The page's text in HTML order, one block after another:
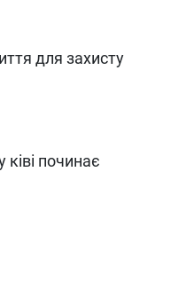
для захисту
починає